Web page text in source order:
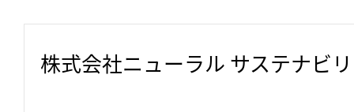
株式会社ニューラル サステナビ